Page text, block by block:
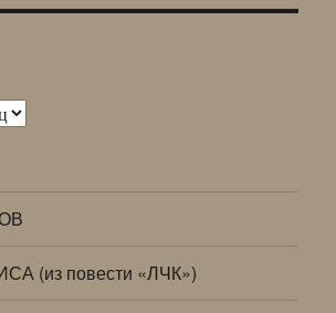
(из повести «ЛЧК»)